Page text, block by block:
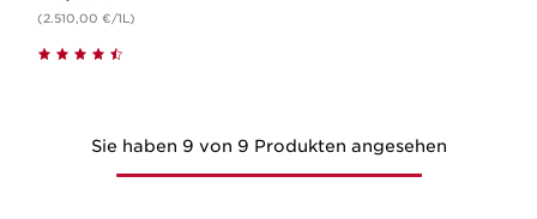
(2.510,00 €/1L)
Sie haben 9 von 9 Produkten angesehen